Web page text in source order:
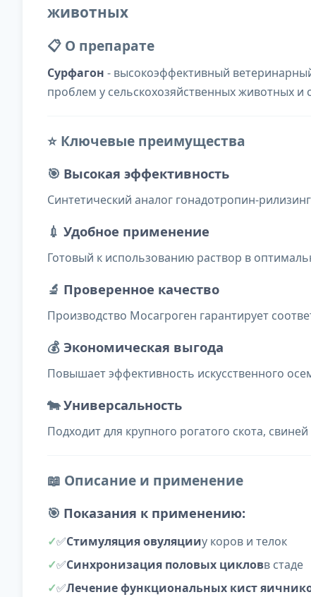
животных
📋 О препарате
Сурфагон - высокоэффективный
проблем у сельскохозяйственных животных
⭐ Ключевые преимущества
🎯 Высокая эффективность
Синтетический аналог гонадотропин-
💉 Удобное применение
Готовый к использованию раствор в
🔬 Проверенное качество
Производство Мосагроген гарантирует
💰 Экономическая выгода
Повышает эффективность искусственного
🐄Универсальность
Подходит для крупного рогатого скота,
📖 Описание и применение
🎯 Показания к применению:
✅Стимуляция овуляцииу коров и телок
✅Синхронизация половых цикловв стаде
✅Лечение функциональных кист